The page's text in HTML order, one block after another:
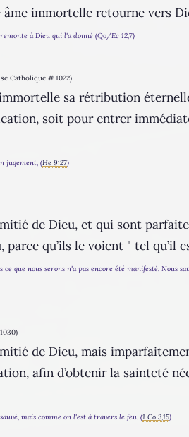
immortelle retourne vers
à Dieu qui l'a donné (Qo/Ec 12,7)
Catholique # 1022)
sa rétribution
soit pour entrer
jugement, (He 9:27)
de Dieu, et qui sont
qu’ils le voient " tel qu’il
que nous serons n'a pas encore été manifesté.
de Dieu, mais
afin d’obtenir la sainteté
mais comme on l'est à travers le feu. (1 Co 3,15)